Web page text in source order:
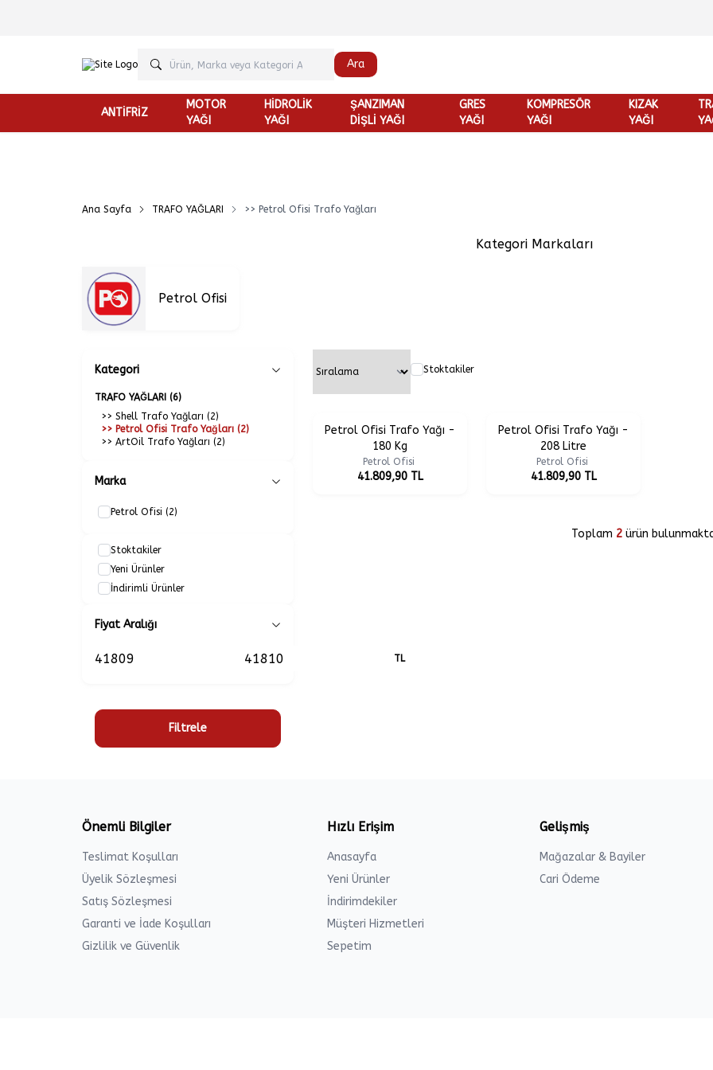
Ara
ANTİFRİZ
MOTOR
YAĞI
HİDROLİK
YAĞI
ŞANZIMAN
DİŞLİ YAĞI
GRES
YAĞI
KOMPRESÖR
YAĞI
KIZAK
YAĞI
Ana Sayfa TRAFO YAĞLARI >> Petrol Ofisi Trafo Yağları
Kategori Markaları
Petrol Ofisi
Kategori
TRAFO YAĞLARI (6)
>> Shell Trafo Yağları (2)
>> Petrol Ofisi Trafo Yağları (2)
>> ArtOil Trafo Yağları (2)
Marka
Petrol Ofisi (2)
Stoktakiler
Yeni Ürünler
İndirimli Ürünler
Fiyat Aralığı
TL
Filtrele
Stoktakiler
Petrol Ofisi Trafo Yağı -
180 Kg
Petrol Ofisi
41.809,90TL
Petrol Ofisi Trafo Yağı -
208 Litre
Petrol Ofisi
41.809,90TL
Toplam 2ürün
Önemli Bilgiler
Teslimat Koşulları
Üyelik Sözleşmesi
Satış Sözleşmesi
Garanti ve İade Koşulları
Gizlilik ve Güvenlik
Hızlı Erişim
Anasayfa
Yeni Ürünler
İndirimdekiler
Müşteri Hizmetleri
Sepetim
Gelişmiş
Mağazalar & Bayiler
Cari Ödeme